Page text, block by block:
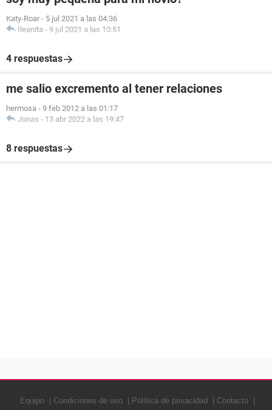
Katy-Roar - 5 jul 2021 a las 04:36
Ileanita - 9 jul 2021 a las 10:51
4 respuestas
me salio excremento al tener relaciones
hermosa - 9 feb 2012 a las 01:17
Jonas - 13 abr 2022 a las 19:47
8 respuestas
Equipo Condiciones de uso Política de privacidad Contacto